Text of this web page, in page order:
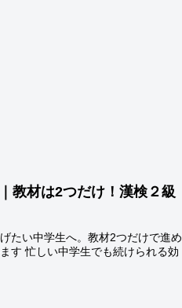
教材は2つだけ！漢検２級
たい中学生へ。教材2つだけで進め
す 忙しい中学生でも続けられる効